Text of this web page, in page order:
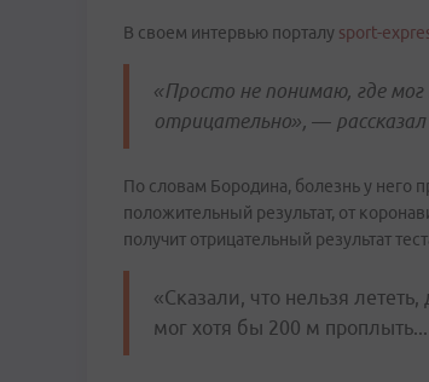
В своем интервью порталу sport-
«Просто не понимаю, где
отрицательно», — рассказал
По словам Бородина, болезнь у него
положительный результат, от
получит отрицательный результат
«Сказали, что нельзя
мог хотя бы 200 м